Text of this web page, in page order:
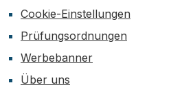
Cookie-Einstellungen
Prüfungsordnungen
Werbebanner
Über uns